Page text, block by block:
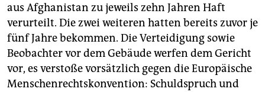
aus Afghanistan zu jeweils zehn Jahren Haft
verurteilt. Die zwei weiteren hatten bereits zuvor je
fünf Jahre bekommen. Die Verteidigung sowie
Beobachter vor dem Gebäude werfen dem Gericht
vor, es verstoße vorsätzlich gegen die Europäische
Menschenrechtskonvention: Schuldspruch und